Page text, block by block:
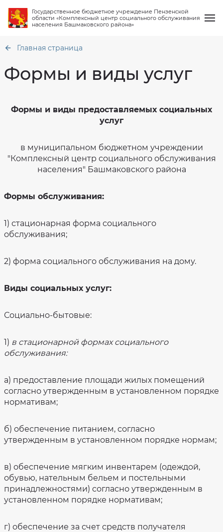
Государственное бюджетное учреждение Пензенской
области «Комплексный центр социального обслуживания
населения Башмаковского района»
Общая
информация
Материально
техническое
обеспечение
Финансово-
Сведения
Противодействие
коррупции
Защита
персональных
Охрана
труда
волонтеры
услуг
Специальная
Результаты
независимой
оценки
качества
bus.gov.ru
Формы
и
предоставления
социальных
социального
обслуживания
на
Объем
предоставляемых
Численность
за
1-
года
Количество
Работа клубов
Новости
Вопрос-ответ
Главная страница
Формы и виды услуг
Формы и виды предоставляемых социальных
услуг
в муниципальном бюджетном учреждении
"Комплексный центр социального обслуживания
населения" Башмаковского района
Формы обслуживания:
1) стационарная форма социального
обслуживания;
2) форма социального обслуживания на дому.
Виды социальных услуг:
Социально-бытовые:
1) в стационарной формах социального
обслуживания:
а) предоставление площади жилых помещений
согласно утвержденным в установленном порядке
нормативам;
б) обеспечение питанием, согласно
утвержденным в установленном порядке нормам;
в) обеспечение мягким инвентарем (одеждой,
обувью, нательным бельем и постельными
принадлежностями) согласно утвержденным в
установленном порядке нормативам;
г) обеспечение за счет средств получателя